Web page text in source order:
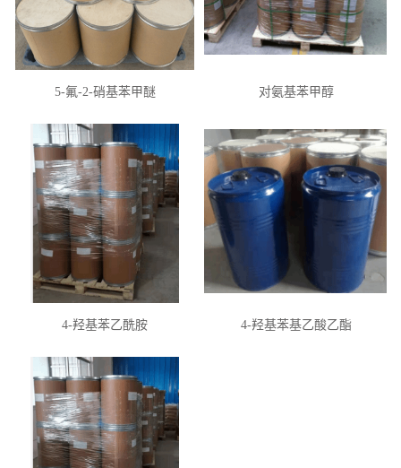
5-氟-2-硝基苯甲醚 对氨基苯甲醇
4-羟基苯乙酰胺 4-羟基苯基乙酸乙酯